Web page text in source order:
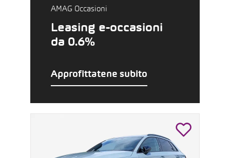
AMAG Occasioni
Leasing e-occasioni
da 0.6%
Approfittatene subito